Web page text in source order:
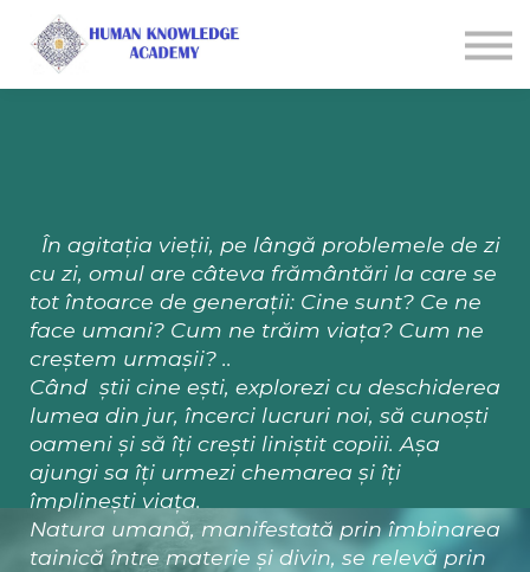
About us
În agitația vieții, pe lângă problemele de zi
cu zi, omul are câteva frământări la care se
tot întoarce de generații: Cine sunt? Ce ne
face umani? Cum ne trăim viața? Cum ne
creștem urmașii? ..
Când știi cine ești, explorezi cu deschiderea
lumea din jur, încerci lucruri noi, să cunoști
oameni și să îți crești liniștit copiii. Așa
ajungi sa îți urmezi chemarea și îți
împlinești viața.
Natura umană, manifestată prin îmbinarea
tainică între materie și divin, se relevă prin